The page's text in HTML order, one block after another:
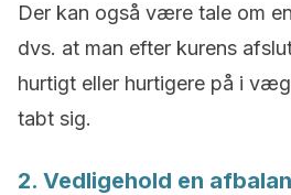
Der kan også være tale om
dvs. at man efter kurens
hurtigt eller hurtigere på i
tabt sig.
2. Vedligehold en